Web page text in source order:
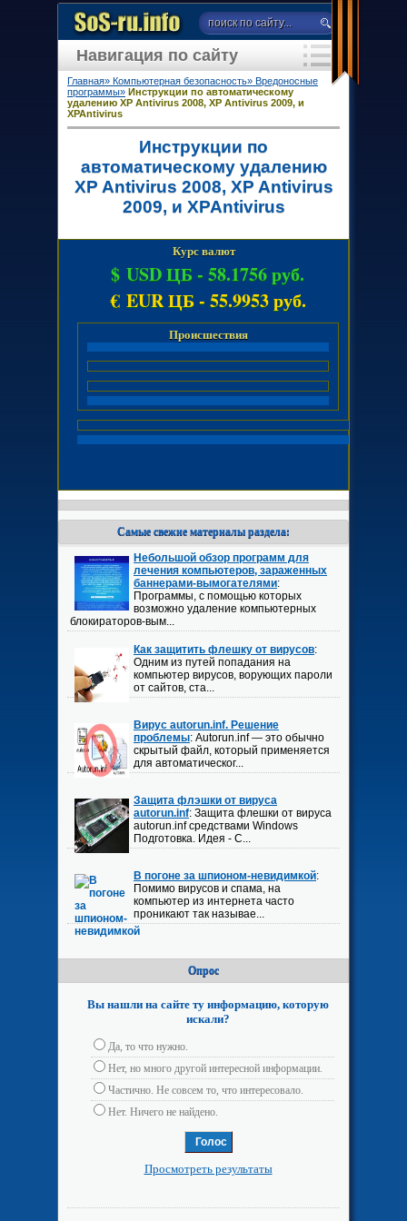
Главная» Компьютерная безопасность» Вредоносные
программы» Инструкции по автоматическому
удалению XP Antivirus 2008, XP Antivirus 2009, и
XPAntivirus
Инструкции по
автоматическому удалению
XP Antivirus 2008, XP Antivirus
2009, и XPAntivirus
Курс валют
$ USD ЦБ - 58.1756 руб.
€ EUR ЦБ - 55.9953 руб.
Происшествия
Самые свежие материалы раздела:
Небольшой обзор программ для
лечения компьютеров, зараженных
баннерами-вымогателями:
Программы, с помощью которых
возможно удаление компьютерных
блокираторов-вым...
Как защитить флешку от вирусов:
Одним из путей попадания на
компьютер вирусов, ворующих пароли
от сайтов, ста...
Вирус autorun.inf. Решение
проблемы: Autorun.inf — это обычно
скрытый файл, который применяется
для автоматическог...
Защита флэшки от вируса
autorun.inf: Защита флешки от вируса
autorun.inf средствами Windows
Подготовка. Идея - С...
В погоне за шпионом-невидимкой:
Помимо вирусов и спама, на
компьютер из интернета часто
проникают так называе...
Опрос
Вы нашли на сайте ту информацию, которую
искали?
Да, то что нужно.
Нет, но много другой интересной информации.
Частично. Не совсем то, что интересовало.
Нет. Ничего не найдено.
Просмотреть результаты
Навигация по сайту